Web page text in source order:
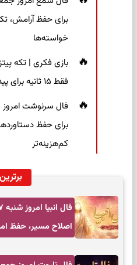
برای حفظ آرامش،
خواسته‌ها
بازی فکری | تکه
فقط ۱۵ ثانیه برای پیداکردنش وقت دارید
برای حفظ
کم‌هزینه‌تر
اصلاح مسیر، حفظ